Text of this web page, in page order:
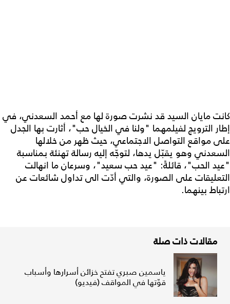
كانت مايان السيد قد نشرت صورة لها مع أحمد السعدني، في
إطار الترويج لفيلمهما "ولنا في الخيال حب"، أثارت بها الجدل
على مواقع التواصل الاجتماعي، حيث ظهر من خلالها
السعدني وهو يقبّل يدها، لتوجّه إليه رسالة تهنئة بمناسبة
"عيد الحب"، قائلةً: "عيد حب سعيد"، وسرعان ما انهالت
التعليقات على الصورة، والتي أدّت الى تداول شائعات عن
ارتباط بينهما.
مقالات ذات صلة
ياسمين صبري تفتح خزائن أسرارها وأسباب
قوّتها في المواقف (فيديو)